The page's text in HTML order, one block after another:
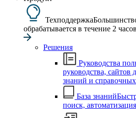
Техподдержка
обрабатывается в течение 2
Решения
Руководства
руководства, сайтов
знаний и
База знаний
поиск,